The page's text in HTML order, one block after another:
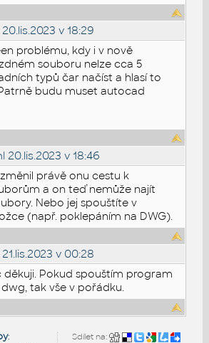
20.lis.2023 v 18:29
problému, kdy i v nově
souboru nelze cca 5
typů čar načíst a hlasí to
budu muset autocad
20.lis.2023 v 18:46
právě onu cestu k
a on teď nemůže najít
Nebo jej spouštíte v
(např. poklepáním na DWG).
21.lis.2023 v 00:28
děkuji. Pokud spouštím program
tak vše v pořádku.
Sdílet na:
: